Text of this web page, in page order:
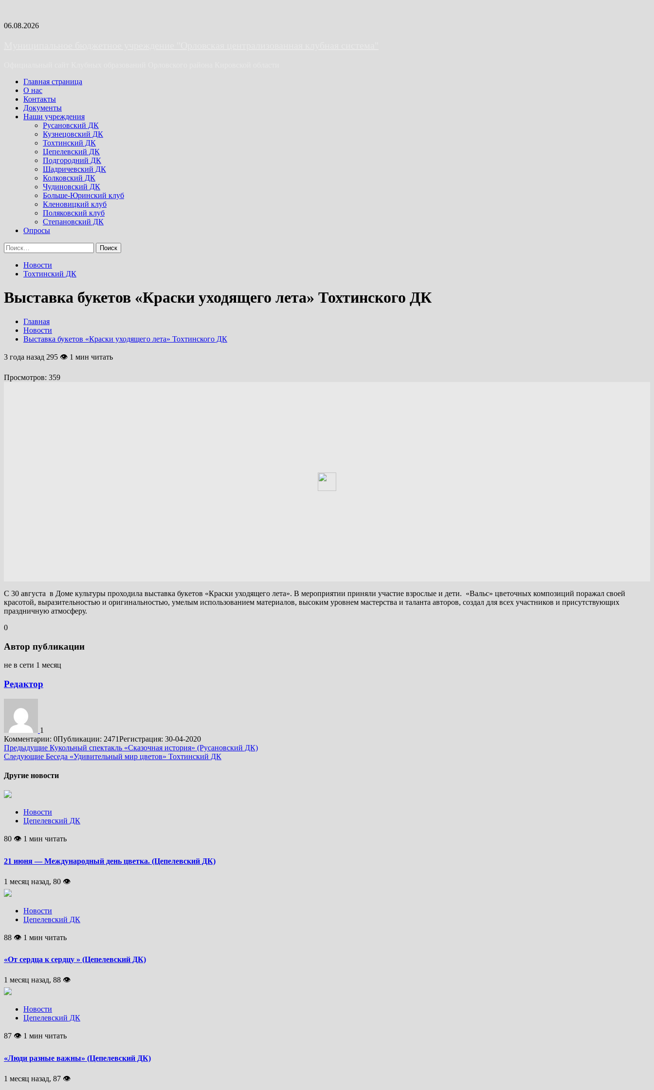
Skip
06.08.2026
Primary
Menu
Главная страница
О нас
Контакты
Документы
Наши учреждения
Русановский ДК
Кузнецовский ДК
Тохтинский ДК
Цепелевский ДК
Подгородний ДК
Шадричевский ДК
Колковский ДК
Чудиновский ДК
Больше-Юринский клуб
Кленовицкий клуб
Поляковский клуб
Степановский ДК
Опросы
Найти:
Новости
Тохтинский ДК
Выставка букетов «Краски уходящего лета» Тохтинского ДК
Главная
Новости
Выставка букетов «Краски уходящего лета» Тохтинского ДК
3 года назад 295 👁 1 мин читать
Просмотров: 359
С 30 августа в Доме культуры проходила выставка букетов «Краски уходящего лета». В мероприятии приняли участие взрослые и дети. «Вальс» цветочных композиций поражал своей
красотой, выразительностью и оригинальностью, умелым использованием материалов, высоким уровнем мастерства и таланта авторов, создал для всех участников и присутствующих
праздничную атмосферу.
0
Автор публикации
не в сети 1 месяц
Редактор
1
Комментарии: 0Публикации: 2471Регистрация: 30-04-2020
Подробнее
Предыдущие Кукольный спектакль «Сказочная история» (Русановский ДК)
Следующие Беседа «Удивительный мир цветов» Тохтинский ДК
Другие новости
Новости
Цепелевский ДК
80 👁 1 мин читать
21 июня — Международный день цветка. (Цепелевский ДК)
1 месяц назад, 80 👁
Новости
Цепелевский ДК
88 👁 1 мин читать
«От сердца к сердцу » (Цепелевский ДК)
1 месяц назад, 88 👁
Новости
Цепелевский ДК
87 👁 1 мин читать
«Люди разные важны» (Цепелевский ДК)
1 месяц назад, 87 👁